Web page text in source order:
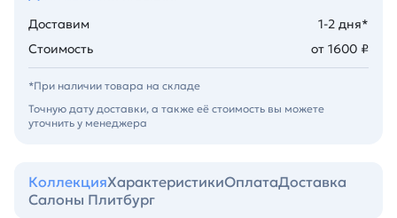
Доставим
1-2 дня*
Стоимость
от 1600 ₽
*При наличии товара на складе
Точную дату доставки, а также её стоимость вы можете
уточнить у менеджера
КоллекцияХарактеристикиОплатаДоставка
Салоны Плитбург